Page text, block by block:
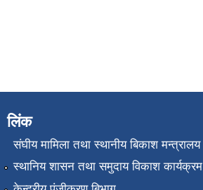
लिंक
संघीय मामिला तथा स्थानीय बिकाश मन्त्रालय
स्थानिय शासन तथा समुदाय विकाश कार्यक्रम